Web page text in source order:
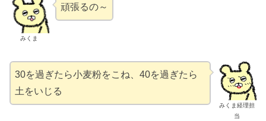
みくま
頑張るの～
みくま経理担
当
30を過ぎたら小麦粉をこね、40を過ぎたら
土をいじる